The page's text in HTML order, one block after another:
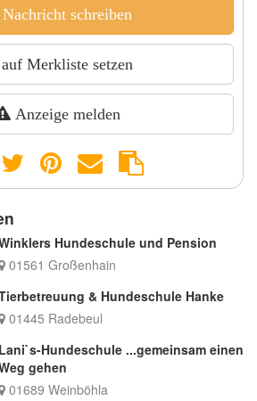
Nachricht schreiben
Merkliste setzen
Anzeige melden
Hundeschule und Pension
01561 Großenhain
& Hundeschule Hanke
01445 Radebeul
Lani`s-Hundeschule ...gemeinsam einen
gehen
01689 Weinböhla